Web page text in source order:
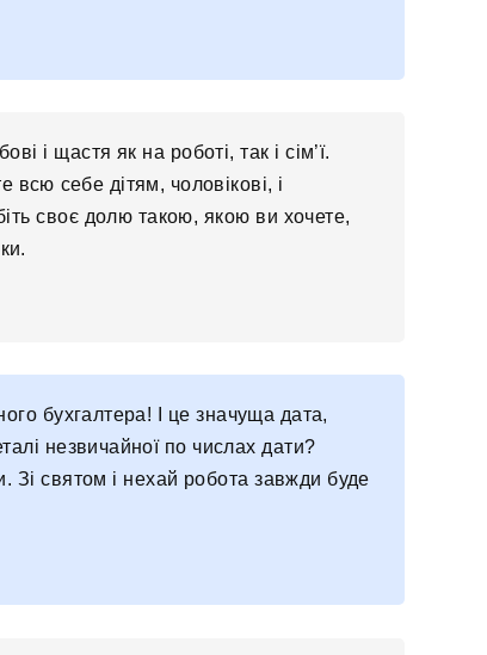
і щастя як на роботі, так і сім’ї.
себе дітям, чоловікові, і
своє долю такою, якою ви хочете,
бухгалтера! І це значуща дата,
незвичайної по числах дати?
святом і нехай робота завжди буде